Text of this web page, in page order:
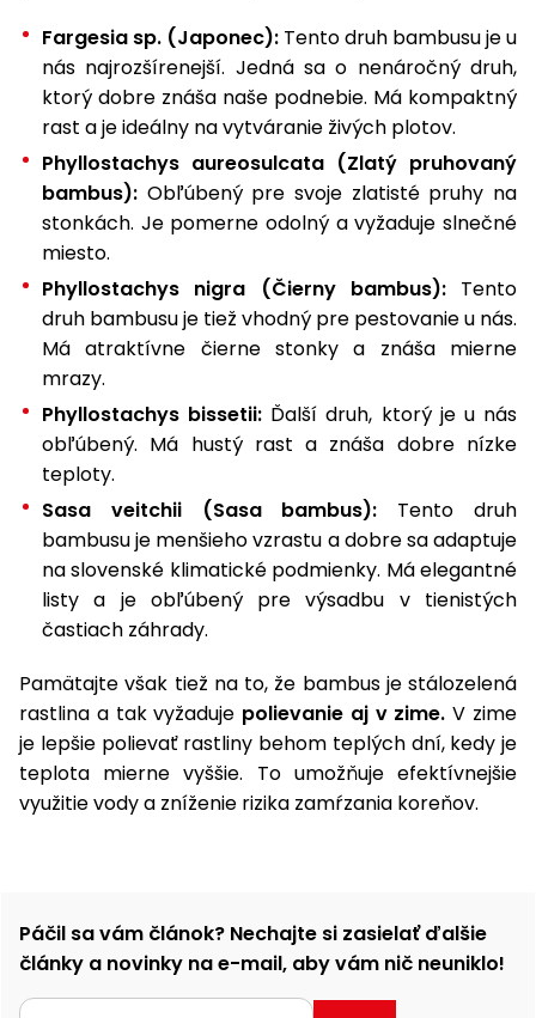
Fargesia sp. (Japonec): Tento druh bambusu je u
nás najrozšírenejší. Jedná sa o nenáročný druh,
ktorý dobre znáša naše podnebie. Má kompaktný
rast a je ideálny na vytváranie živých plotov.
Phyllostachys aureosulcata (Zlatý pruhovaný
bambus): Obľúbený pre svoje zlatisté pruhy na
stonkách. Je pomerne odolný a vyžaduje slnečné
miesto.
Phyllostachys nigra (Čierny bambus):Tento
druh bambusu je tiež vhodný pre pestovanie u nás.
Má atraktívne čierne stonky a znáša mierne
mrazy.
Phyllostachys bissetii: Ďalší druh, ktorý je u nás
obľúbený. Má hustý rast a znáša dobre nízke
teploty.
Sasa veitchii (Sasa bambus): Tento druh
bambusu je menšieho vzrastu a dobre sa adaptuje
na slovenské klimatické podmienky. Má elegantné
listy a je obľúbený pre výsadbu v tienistých
častiach záhrady.
Pamätajte však tiež na to, že bambus je stálozelená
rastlina a tak vyžaduje polievanie aj v zime. V zime
je lepšie polievať rastliny behom teplých dní, kedy je
teplota mierne vyššie. To umožňuje efektívnejšie
využitie vody a zníženie rizika zamŕzania koreňov.
Páčil sa vám článok? Nechajte si zasielať ďalšie
články a novinky na e-mail, aby vám nič neuniklo!